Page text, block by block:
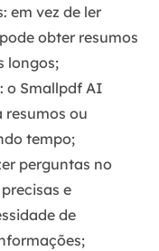
: em vez de ler
obter resumos
longos;
: o Smallpdf AI
resumos ou
tempo;
perguntas no
e
de